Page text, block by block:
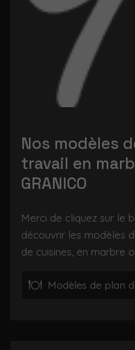
Nos modèles
travail en
GRANICO
Merci de cliquez sur le
découvrir les modèles
de cuisines, en marbre
Modèles de plan